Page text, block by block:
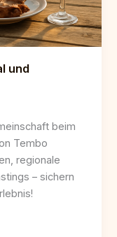
und
beim
Tembo
regionale
– sichern